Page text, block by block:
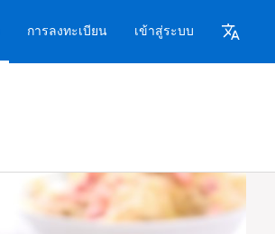
การลงทะเบียน เข้าสู่ระบบ